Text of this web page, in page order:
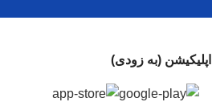
اپلیکیشن (به زودی)